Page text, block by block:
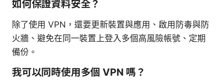
如何保證資料安全？
除了使用 VPN，還要更新裝置與應用、啟用防毒與防
火牆、避免在同一裝置上登入多個高風險帳號、定期
備份。
我可以同時使用多個 VPN 嗎？